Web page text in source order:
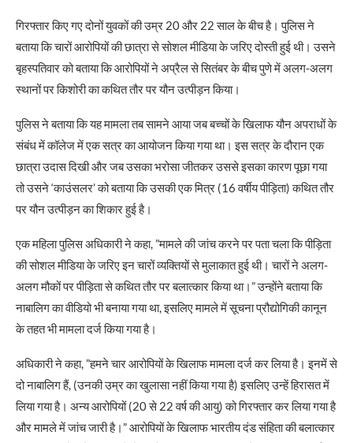
गिरफ्तार किए गए दोनों युवकों की उम्र 20 और 22 साल के बीच है। पुलिस ने
बताया कि चारों आरोपियों की छात्रा से सोशल मीडिया के जरिए दोस्ती हुई थी। उसने
बृहस्पतिवार को बताया कि आरोपियों ने अप्रैल से सितंबर के बीच पुणे में अलग-अलग
स्थानों पर किशोरी का कथित तौर पर यौन उत्पीड़न किया।
पुलिस ने बताया कि यह मामला तब सामने आया जब बच्चों के खिलाफ यौन अपराधों के
संबंध में कॉलेज में एक सत्र का आयोजन किया गया था। इस सत्र के दौरान एक
छात्रा उदास दिखी और जब उसका भरोसा जीतकर उससे इसका कारण पूछा गया
तो उसने ‘काउंसलर’ को बताया कि उसकी एक मित्र (16 वर्षीय पीड़िता) कथित तौर
पर यौन उत्पीड़न का शिकार हुई है।
एक महिला पुलिस अधिकारी ने कहा, ”मामले की जांच करने पर पता चला कि पीड़िता
की सोशल मीडिया के जरिए इन चारों व्यक्तियों से मुलाकात हुई थी। चारों ने अलग-
अलग मौकों पर पीड़िता से कथित तौर पर बलात्कार किया था।” उन्होंने बताया कि
नाबालिग का वीडियो भी बनाया गया था, इसलिए मामले में सूचना प्रौद्योगिकी कानून
के तहत भी मामला दर्ज किया गया है।
अधिकारी ने कहा, ”हमने चार आरोपियों के खिलाफ मामला दर्ज कर लिया है। इनमें से
दो नाबालिग हैं, (उनकी उम्र का खुलासा नहीं किया गया है) इसलिए उन्हें हिरासत में
लिया गया है। अन्य आरोपियों (20 से 22 वर्ष की आयु) को गिरफ्तार कर लिया गया है
और मामले में जांच जारी है।” आरोपियों के खिलाफ भारतीय दंड संहिता की बलात्कार